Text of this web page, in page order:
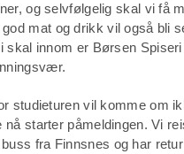
og selvfølgelig skal vi få
mat og drikk vil også bli
skal innom er Børsen Spiseri
studieturen vil komme om
nå starter påmeldingen. Vi
fra Finnsnes og har